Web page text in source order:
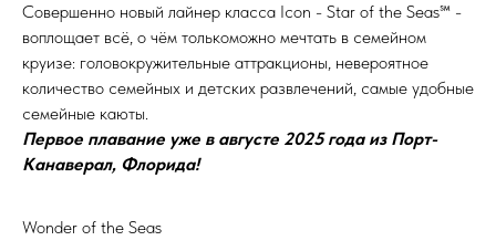
Совершенно новый лайнер класса Icon - Star of the Seas℠ -
воплощает всё, о чём толькоможно мечтать в семейном
круизе: головокружительные аттракционы, невероятное
количество семейных и детских развлечений, самые удобные
семейные каюты.
Первое плавание уже в августе 2025 года из Порт-
Канаверал, Флорида!
Wonder of the Seas